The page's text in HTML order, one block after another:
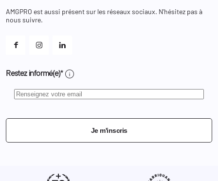
Changer votre mot de passe ?
Et les cookies ?
AMGPRO est aussi présent sur les réseaux sociaux. N'hésitez pas à
nous suivre.
Restez informé(e)* info
Je m'inscris